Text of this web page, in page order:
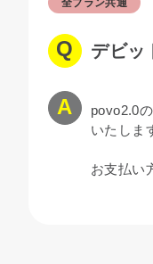
全プラン共通
デビッ
povo2.0
いたしま
お支払い